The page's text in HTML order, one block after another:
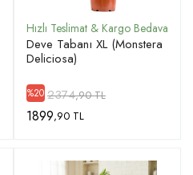
Deve Tabanı XL (Monstera
Deliciosa)
%20 2374,90 TL
1899,90 TL